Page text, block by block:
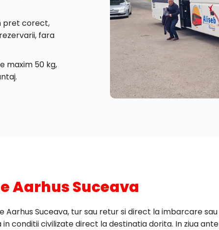
pret corect,
fara
maxim 50 kg,
Aarhus Suceava
Suceava, tur sau retur si direct la imbarcare
conditii civilizate direct la destinatia dorita. In ziua